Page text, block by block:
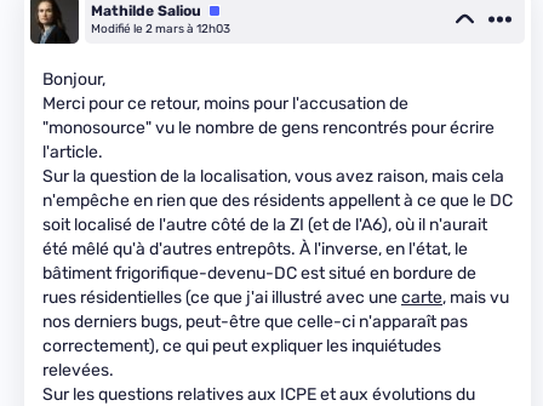
Mathilde Saliou
Équipe
Modifié le 2 mars à 12h03
Bonjour,
Merci pour ce retour, moins pour l'accusation de
"monosource" vu le nombre de gens rencontrés pour écrire
l'article.
Sur la question de la localisation, vous avez raison, mais cela
n'empêche en rien que des résidents appellent à ce que le DC
soit localisé de l'autre côté de la ZI (et de l'A6), où il n'aurait
été mêlé qu'à d'autres entrepôts. À l'inverse, en l'état, le
bâtiment frigorifique-devenu-DC est situé en bordure de
rues résidentielles (ce que j'ai illustré avec unecarte, mais vu
nos derniers bugs, peut-être que celle-ci n'apparaît pas
correctement), ce qui peut expliquer les inquiétudes
relevées.
Sur les questions relatives aux ICPE et aux évolutions du